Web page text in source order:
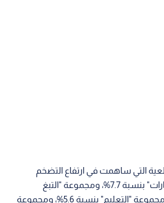
التي ساهمت في ارتفاع التضخم
لشهر آذار مجموعة "الإيجارات" بنسبة 7.7%، ومجموعة "التبغ
والسجائر" بنسبة 15.2%، ومجموعة "التعليم" بنسبة 5.6%، ومجموعة